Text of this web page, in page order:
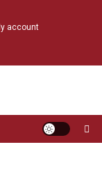
account